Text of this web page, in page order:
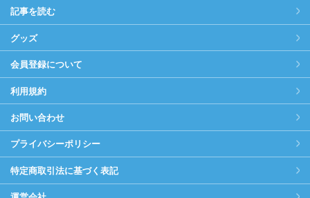
記事を読む
グッズ
会員登録について
利用規約
お問い合わせ
プライバシーポリシー
特定商取引法に基づく表記